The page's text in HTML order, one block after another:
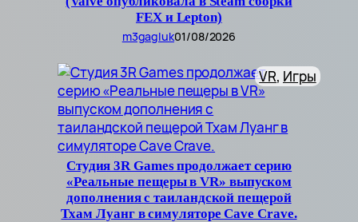
FEX и Lepton)
m3gagluk01/08/2026
Студия 3R Games продолжает серию
«Реальные пещеры в VR» выпуском
дополнения с таиландской пещерой
Тхам Луанг в симуляторе Cave Crave.
VR, Игры